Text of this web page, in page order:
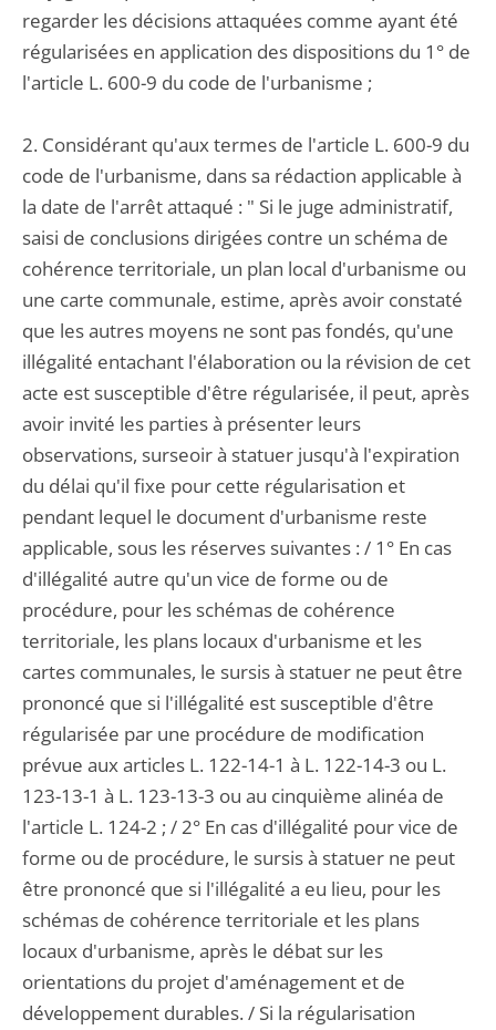
regarder les décisions attaquées comme ayant été
régularisées en application des dispositions du 1° de
l'article L. 600-9 du code de l'urbanisme ;
2. Considérant qu'aux termes de l'article L. 600-9 du
code de l'urbanisme, dans sa rédaction applicable à
la date de l'arrêt attaqué : " Si le juge administratif,
saisi de conclusions dirigées contre un schéma de
cohérence territoriale, un plan local d'urbanisme ou
une carte communale, estime, après avoir constaté
que les autres moyens ne sont pas fondés, qu'une
illégalité entachant l'élaboration ou la révision de cet
acte est susceptible d'être régularisée, il peut, après
avoir invité les parties à présenter leurs
observations, surseoir à statuer jusqu'à l'expiration
du délai qu'il fixe pour cette régularisation et
pendant lequel le document d'urbanisme reste
applicable, sous les réserves suivantes : / 1° En cas
d'illégalité autre qu'un vice de forme ou de
procédure, pour les schémas de cohérence
territoriale, les plans locaux d'urbanisme et les
cartes communales, le sursis à statuer ne peut être
prononcé que si l'illégalité est susceptible d'être
régularisée par une procédure de modification
prévue aux articles L. 122-14-1 à L. 122-14-3 ou L.
123-13-1 à L. 123-13-3 ou au cinquième alinéa de
l'article L. 124-2 ; / 2° En cas d'illégalité pour vice de
forme ou de procédure, le sursis à statuer ne peut
être prononcé que si l'illégalité a eu lieu, pour les
schémas de cohérence territoriale et les plans
locaux d'urbanisme, après le débat sur les
orientations du projet d'aménagement et de
développement durables. / Si la régularisation